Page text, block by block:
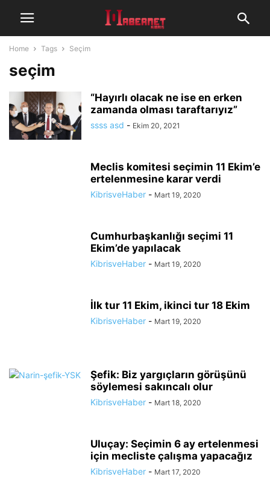
Home Tags Seçim
seçim
“Hayırlı olacak ne ise en erken
zamanda olması taraftarıyız”
ssss asd - Ekim 20, 2021
Meclis komitesi seçimin 11 Ekim’e
ertelenmesine karar verdi
KibrisveHaber - Mart 19, 2020
Cumhurbaşkanlığı seçimi 11
Ekim’de yapılacak
KibrisveHaber - Mart 19, 2020
İlk tur 11 Ekim, ikinci tur 18 Ekim
KibrisveHaber - Mart 19, 2020
Şefik: Biz yargıçların görüşünü
söylemesi sakıncalı olur
KibrisveHaber - Mart 18, 2020
Uluçay: Seçimin 6 ay ertelenmesi
için mecliste çalışma yapacağız
KibrisveHaber - Mart 17, 2020